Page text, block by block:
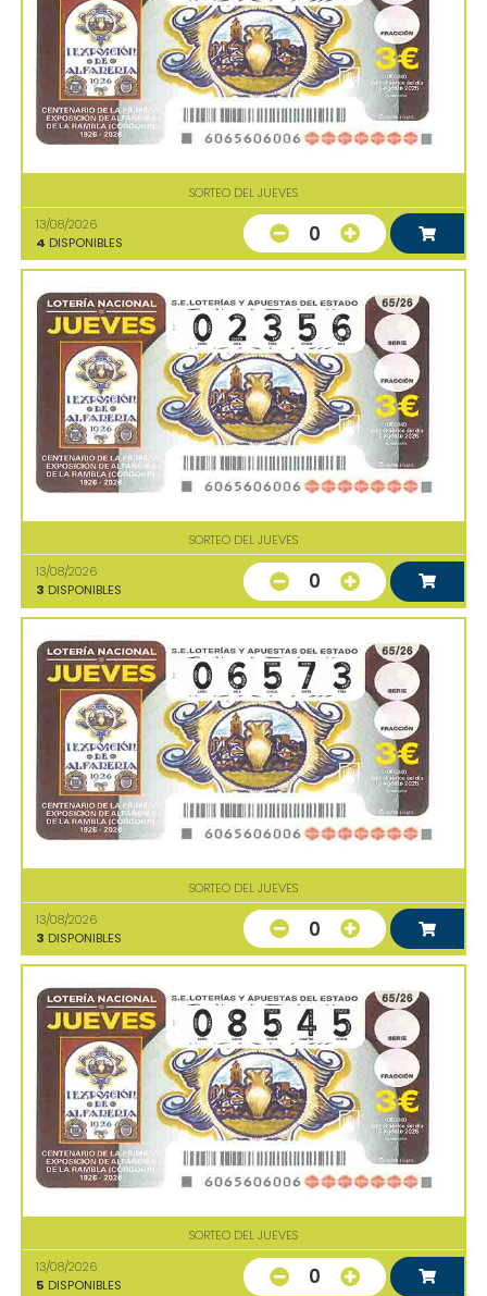
SORTEO DEL JUEVES
13/08/2026
4 DISPONIBLES 0
SORTEO DEL JUEVES
13/08/2026
3 DISPONIBLES 0
SORTEO DEL JUEVES
13/08/2026
3 DISPONIBLES 0
SORTEO DEL JUEVES
13/08/2026
5 DISPONIBLES 0